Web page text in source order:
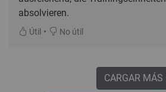
absolvieren.
Útil • No útil
CARGAR MÁS